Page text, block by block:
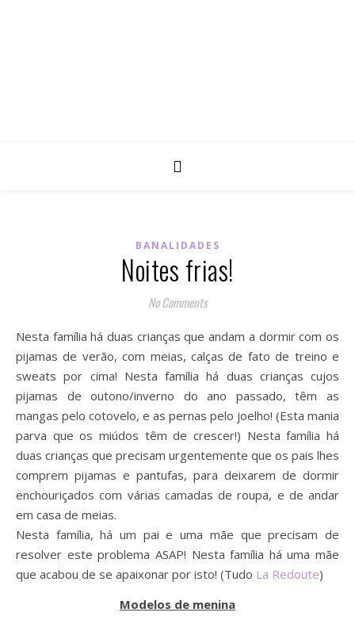
BANALIDADES
Noites frias!
No Comments
Nesta família há duas crianças que andam a dormir com os
pijamas de verão, com meias, calças de fato de treino e
sweats por cima! Nesta família há duas crianças cujos
pijamas de outono/inverno do ano passado, têm as
mangas pelo cotovelo, e as pernas pelo joelho! (Esta mania
parva que os miúdos têm de crescer!) Nesta família há
duas crianças que precisam urgentemente que os pais lhes
comprem pijamas e pantufas, para deixarem de dormir
enchouriçados com várias camadas de roupa, e de andar
em casa de meias.
Nesta família, há um pai e uma mãe que precisam de
resolver este problema ASAP! Nesta família há uma mãe
que acabou de se apaixonar por isto! (Tudo La Redoute)
Modelos de menina